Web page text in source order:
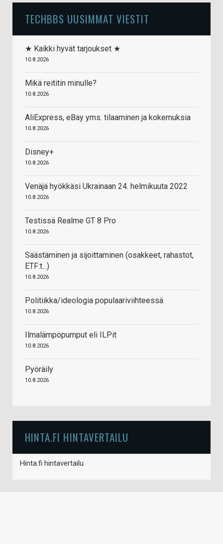
TECHBBS UUSIMMAT VIESTIT
★ Kaikki hyvät tarjoukset ★
10.8.2026
Mikä reititin minulle?
10.8.2026
AliExpress, eBay yms. tilaaminen ja kokemuksia
10.8.2026
Disney+
10.8.2026
Venäjä hyökkäsi Ukrainaan 24. helmikuuta 2022
10.8.2026
Testissä Realme GT 8 Pro
10.8.2026
Säästäminen ja sijoittaminen (osakkeet, rahastot,
ETF:t...)
10.8.2026
Politiikka/ideologia populaariviihteessä
10.8.2026
Ilmalämpöpumput eli ILPit
10.8.2026
Pyöräily
10.8.2026
HINTA.FI HINTAVERTAILU
Hinta.fi hintavertailu